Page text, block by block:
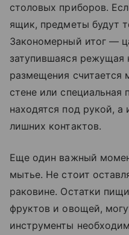
столовых приборов.
ящик, предметы будут
Закономерный итог —
затупившаяся
размещения считается
стене или специальная
находятся под рукой,
лишних контактов.
Еще один важный
мытье. Не стоит
раковине. Остатки
фруктов и овощей,
инструменты